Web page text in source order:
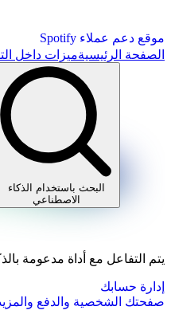
موقع دعم عملاء Spotify
الصفحة الرئيسيةميزات داخل
البحث باستخدام الذكاء
الاصطناعي
يتم التفاعل مع أداة مدعومة
إدارة حسابك
صفحتك الشخصية والدفع